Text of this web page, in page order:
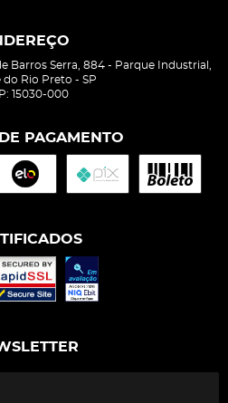
Barros Serra, 884- Parque Industrial,
do Rio Preto - SP
15030-000
PAGAMENTO